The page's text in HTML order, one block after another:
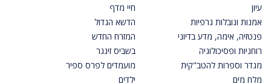
עיון
אמנות ונובלות גרפיות
פנטזיה, אימה, מדע בדיוני
רוחניות ופסיכולוגיה
מגדר וספרות להטב"קית
מלח מים
חיי מדף
הדשא הגדול
המזרח החדש
בשביס זינגר
מועמדים לפרס ספיר
ילדים